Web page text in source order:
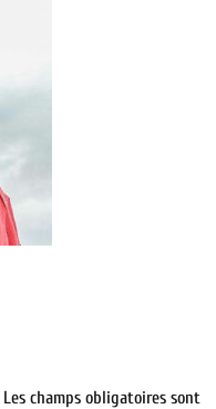
Les champs obligatoires sont